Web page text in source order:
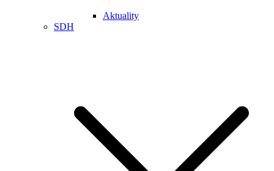
Aktuality
SDH